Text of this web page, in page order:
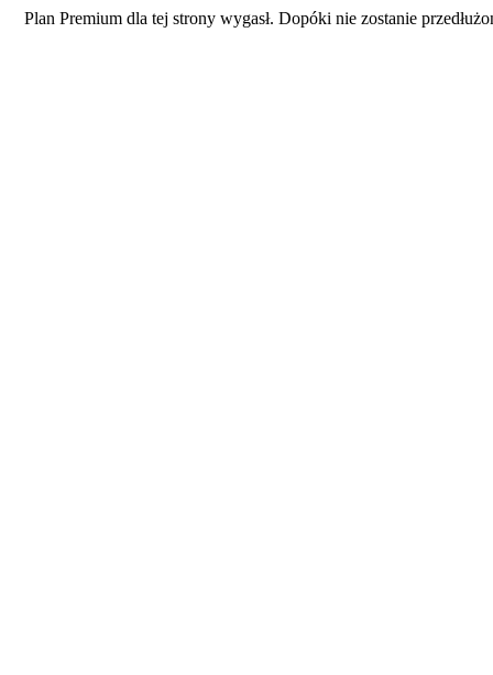
Plan Premium dla tej strony wygasł. Dopóki nie zostanie